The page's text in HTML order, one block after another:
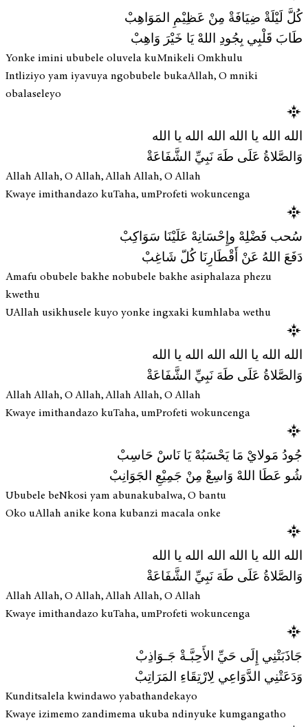
كُلَّ لَيْلَةْ ضِيَافَةْ مِنْ عَظِيْمِ المَوَاهِبْ
طَابَ قَلْبِي بِجُودِ اللهْ يَا خَيْرَ وَاهِبْ
Yonke imini ububele oluvela kuMnikeli Omkhulu
Intliziyo yam iyavuya ngobubele bukaAllah, O mniki
obalaseleyo
الله الله يا الله الله الله يا الله
وَالصَّلاةُ عَلَى طَهَ نَبِيِّ الشَّفَاعَةْ
Allah Allah, O Allah, Allah Allah, O Allah
Kwaye imithandazo kuTaha, umProfeti wokuncenga
سُحب فَضْلِهْ وإِحْسَانِهْ عَلَيْنَا سَوَاكِبْ
دَفَعَ اللهُ عَنْ أَقْطَارِنَا كُلّ شَاغِبْ
Amafu obubele bakhe nobubele bakhe asiphalaza phezu
kwethu
UAllah usikhusele kuyo yonke ingxaki kumhlaba wethu
الله الله يا الله الله الله يا الله
وَالصَّلاةُ عَلَى طَهَ نَبِيِّ الشَّفَاعَةْ
Allah Allah, O Allah, Allah Allah, O Allah
Kwaye imithandazo kuTaha, umProfeti wokuncenga
جُودُ مَولايْ مَا يَحْسَبُهْ يَا نَاسْ حَاسِبْ
شُو عَطَا اللهْ وَاسِعْ مِنْ جَمِيْعِ الجَوَانِبْ
Ububele beNkosi yam abunakubalwa, O bantu
Oko uAllah anike kona kubanzi macala onke
الله الله يا الله الله الله يا الله
وَالصَّلاةُ عَلَى طَهَ نَبِيِّ الشَّفَاعَةْ
Allah Allah, O Allah, Allah Allah, O Allah
Kwaye imithandazo kuTaha, umProfeti wokuncenga
جَاذَبَتْنِي إِلَى حَيِّ الأَحِبَّـةْ جَـوَاذِبْ
وَدَعَتْنِي الدَّوَاعِي لِارْتِقَاءِ المَرَاتِبْ
Kunditsalela kwindawo yabathandekayo
Kwaye izimemo zandimema ukuba ndinyuke kumgangatho